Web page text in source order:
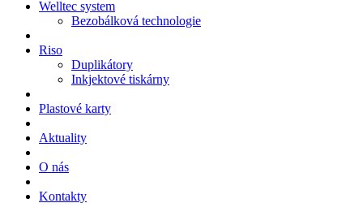
Welltec system
Bezobálková technologie
Riso
Duplikátory
Inkjektové tiskárny
Plastové karty
Aktuality
O nás
Kontakty